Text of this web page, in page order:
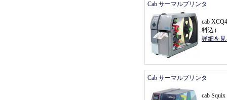
Cab サーマルプリンタ
cab
料込 ）
詳細を
Cab サーマルプリンタ
cab